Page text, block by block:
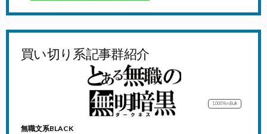
買い切り系記事群紹介
1,000YenBulk
無職文系BLACK